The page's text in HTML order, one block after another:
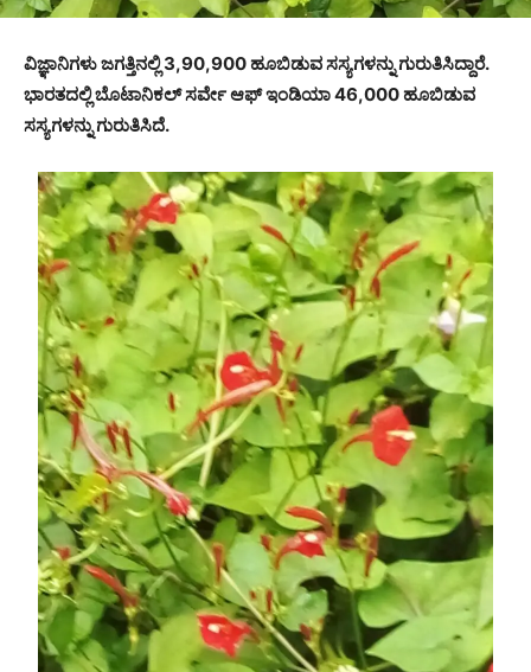
ವಿಜ್ಞಾನಿಗಳು ಜಗತ್ತಿನಲ್ಲಿ 3,90,900 ಹೂಬಿಡುವ ಸಸ್ಯಗಳನ್ನು ಗುರುತಿಸಿದ್ದಾರೆ.
ಭಾರತದಲ್ಲಿ ಬೊಟಾನಿಕಲ್ ಸರ್ವೇ ಆಫ್ ಇಂಡಿಯಾ 46,000 ಹೂಬಿಡುವ
ಸಸ್ಯಗಳನ್ನು ಗುರುತಿಸಿದೆ.